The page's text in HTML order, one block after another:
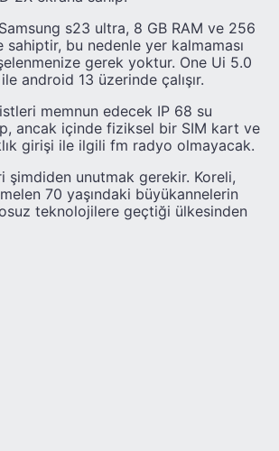
s23 ultra, 8 GB RAM ve 256
sahiptir, bu nedenle yer kalmaması
gerek yoktur. One Ui 5.0
android 13 üzerinde çalışır.
memnun edecek IP 68 su
ancak içinde fiziksel bir SIM kart ve
girişi ile ilgili fm radyo olmayacak.
şimdiden unutmak gerekir. Koreli,
70 yaşındaki büyükannelerin
teknolojilere geçtiği ülkesinden